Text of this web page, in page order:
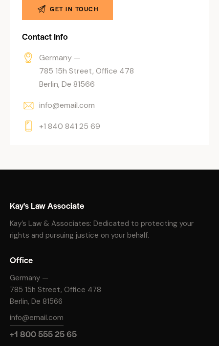
Contact Info
Germany —
785 15h Street, Office 478
Berlin, De 81566
info@email.com
+1 840 841 25 69
Kay's Law Associate
Kay’s Law & Associates: Dedicated to protecting your
rights and pursuing justice on your behalf.
Office
Germany —
785 15h Street, Office 478
Berlin, De 81566
info@email.com
+1 800 555 25 65